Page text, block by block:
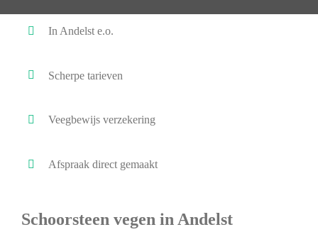
In Andelst e.o.
Scherpe tarieven
Veegbewijs verzekering
Afspraak direct gemaakt
Schoorsteen vegen in Andelst